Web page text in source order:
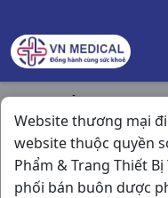
Website thương mại
website thuộc quyền
Phẩm & Trang Thiết Bị
phối bán buôn dược
Trang chủ / Tim
Pyme Diapro Mr